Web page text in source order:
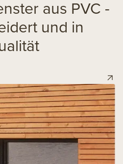
aus PVC -
und in